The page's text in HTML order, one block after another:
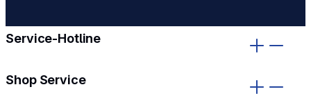
Service-Hotline
Shop Service